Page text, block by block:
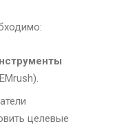
целевые